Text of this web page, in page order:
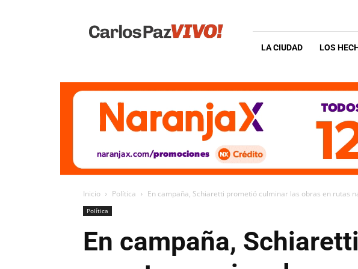
Vivo
LA CIUDAD LOS
Inicio Política En campaña, Schiaretti prometió culminar las obras en rutas
Política
En campaña,